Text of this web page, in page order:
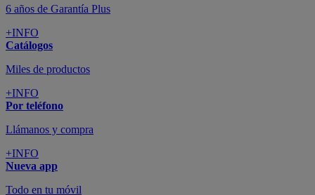
6 años de Garantía Plus
+INFO
Catálogos
Miles de productos
+INFO
Por teléfono
Llámanos y compra
+INFO
Nueva app
Todo en tu móvil